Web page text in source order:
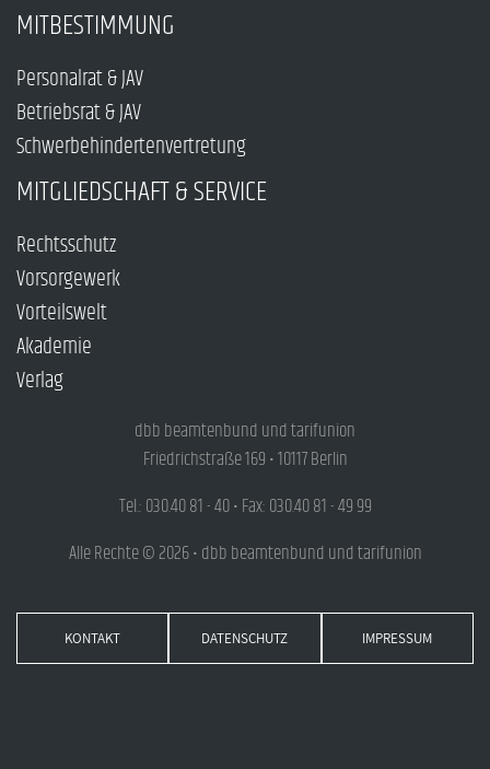
MITBESTIMMUNG
Personalrat & JAV
Betriebsrat & JAV
Schwerbehindertenvertretung
MITGLIEDSCHAFT & SERVICE
Rechtsschutz
Vorsorgewerk
Vorteilswelt
Akademie
Verlag
dbb beamtenbund und tarifunion
Friedrichstraße 169 • 10117 Berlin
Tel.: 030.40 81 - 40 • Fax: 030.40 81 - 49 99
Alle Rechte © 2026 • dbb beamtenbund und tarifunion
KONTAKT DATENSCHUTZ IMPRESSUM